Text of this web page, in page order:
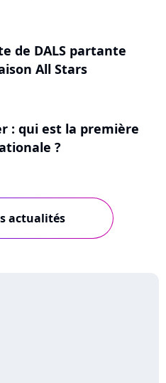
de DALS partante
All Stars
: qui est la première
?
actualités